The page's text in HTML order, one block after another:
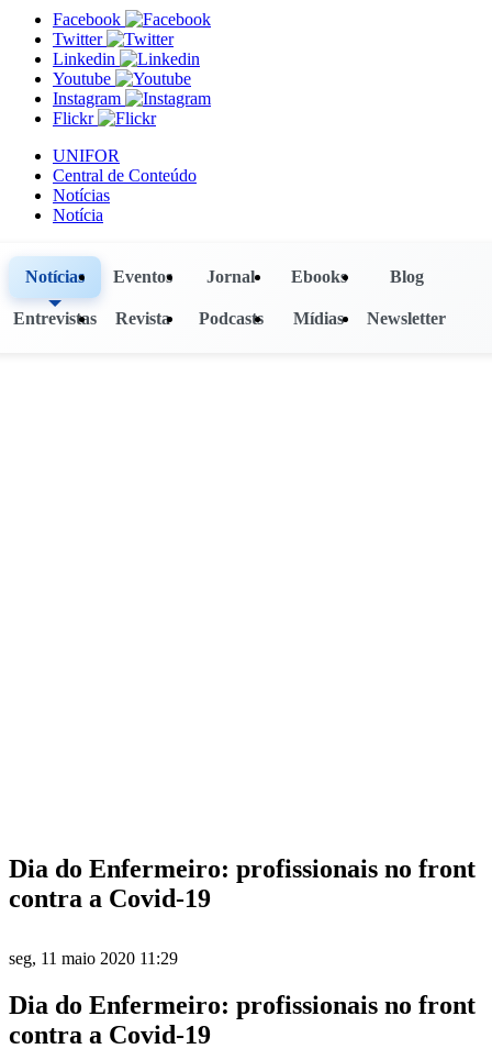
Facebook
Twitter
Linkedin
Youtube
Instagram
Flickr
UNIFOR
Central de Conteúdo
Notícias
Notícia
Notícias Eventos Jornal Ebooks Blog
Entrevistas Revista Podcasts Mídias Newsletter
Dia do Enfermeiro: profissionais no front
contra a Covid-19
seg, 11 maio 2020 11:29
Dia do Enfermeiro: profissionais no front
contra a Covid-19